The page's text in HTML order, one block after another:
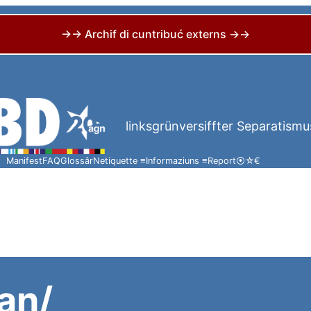
→→ Archif di cuntribuć externs →→
linksgrünversiffter
ManifestFAQGlossârNetiquette ≡Informaziuns ≡Report⦿☆€